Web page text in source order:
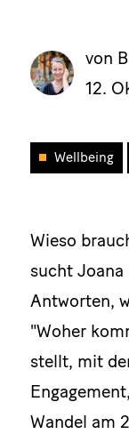
von
12.
Wellbeing
Wieso
sucht Joana
Antworten,
"Woher
stellt, mit
Wandel am